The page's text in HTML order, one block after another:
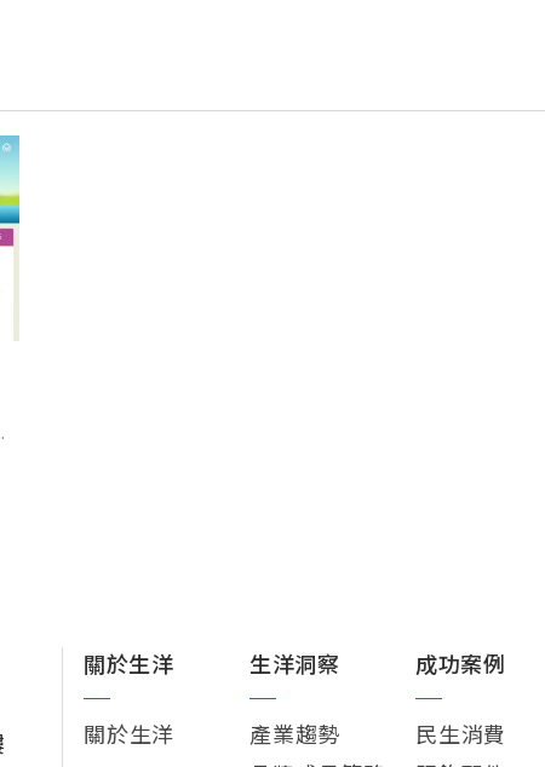
關於生洋
關於生洋
生洋洞察
產業趨勢
成功案例
民生消費